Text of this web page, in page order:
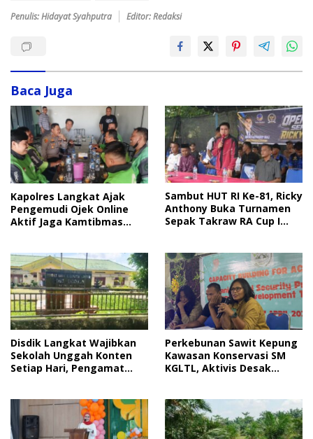
Penulis: Hidayat Syahputra Editor: Redaksi
Baca Juga
Kapolres Langkat Ajak
Pengemudi Ojek Online
Aktif Jaga Kamtibmas
Sambut HUT RI Ke-81, Ricky
Anthony Buka Turnamen
Sepak Takraw RA Cup I
Disdik Langkat Wajibkan
Sekolah Unggah Konten
Setiap Hari, Pengamat
Perkebunan Sawit Kepung
Kawasan Konservasi SM
KGLTL, Aktivis Desak